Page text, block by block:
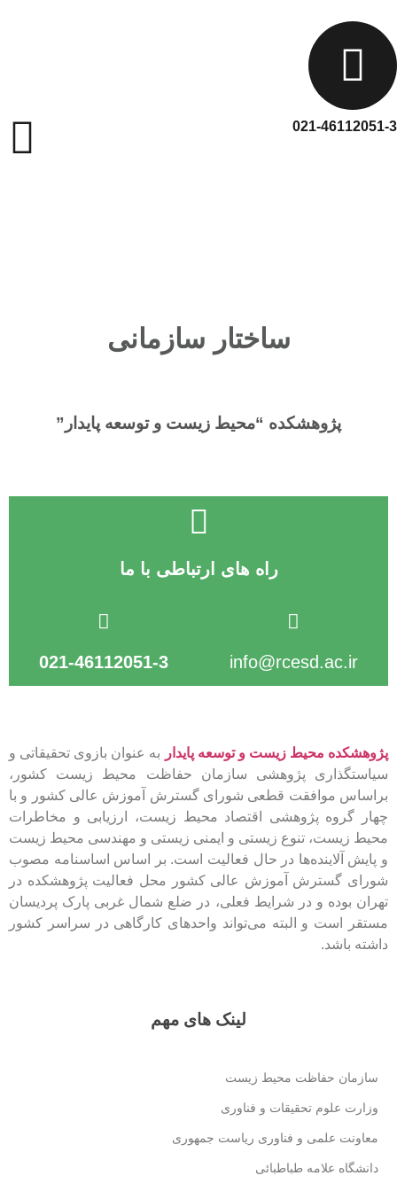
021-46112051-3
ساختار سازمانی
پژوهشکده “محیط زیست و توسعه پایدار”
راه های ارتباطی با ما
info@rcesd.ac.ir​
021-46112051-3
پژوهشکده محیط زیست و توسعه پایدار
به عنوان بازوی تحقیقاتی و
سیاستگذاری پژوهشی سازمان حفاظت محیط زیست کشور،
براساس موافقت قطعی شورای گسترش آموزش عالی کشور و با
چهار گروه پژوهشی اقتصاد محیط زیست، ارزیابی و مخاطرات
محیط زیست، تنوع زیستی و ایمنی زیستی و مهندسی محیط زیست
و پایش آلاینده‌ها در حال فعالیت است. بر اساس اساسنامه مصوب
شورای گسترش آموزش عالی کشور محل فعالیت پژوهشکده در
تهران بوده و در شرایط فعلی، در ضلع شمال غربی پارک پردیسان
مستقر است و البته می‌تواند واحدهای کارگاهی در سراسر کشور
داشته باشد.
لینک های مهم
سازمان حفاظت محیط زیست
وزارت علوم تحقیقات و فناوری
معاونت علمی و فناوری ریاست جمهوری
دانشگاه علامه طباطبائی